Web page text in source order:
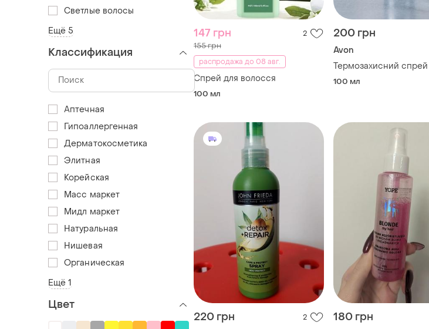
147 грн 2
155 грн
распродажа до 08 авг.
Спрей для волосся
100 мл
200 грн
Avon
Термозахисний спрей
100 мл
220 грн 2 180 грн
Светлые волосы
Ещё 5
Классификация
Аптечная
Гипоаллергенная
Дерматокосметика
Элитная
Корейская
Масс маркет
Мидл маркет
Натуральная
Нишевая
Органическая
Ещё 1
Цвет